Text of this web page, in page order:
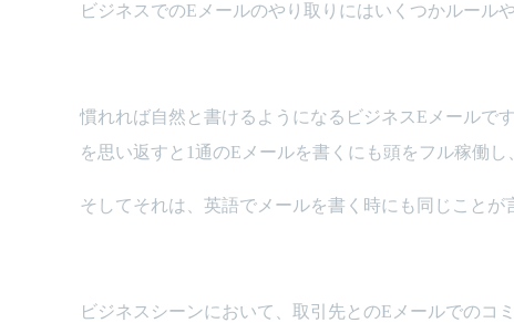
ビジネスでのEメールのやり取りにはいくつかルール
慣れれば自然と書けるようになるビジネスEメールで
を思い返すと1通のEメールを書くにも頭をフル稼働
そしてそれは、英語でメールを書く時にも同じことが
ビジネスシーンにおいて、取引先とのEメールでのコ